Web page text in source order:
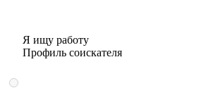
Я ищу работу
Профиль соискателя